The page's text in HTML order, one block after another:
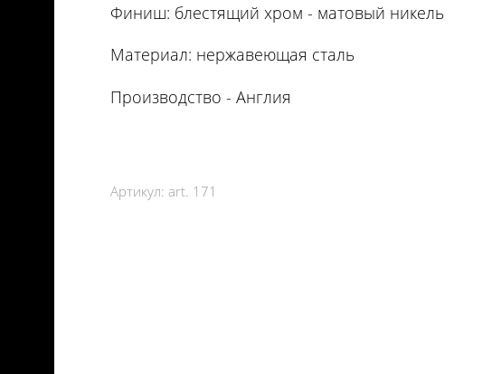
Финиш: блестящий хром - матовый никель
Материал: нержавеющая сталь
Производство - Англия
Артикул: art. 171